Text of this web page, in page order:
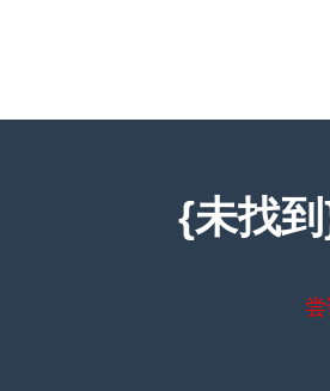
{未找